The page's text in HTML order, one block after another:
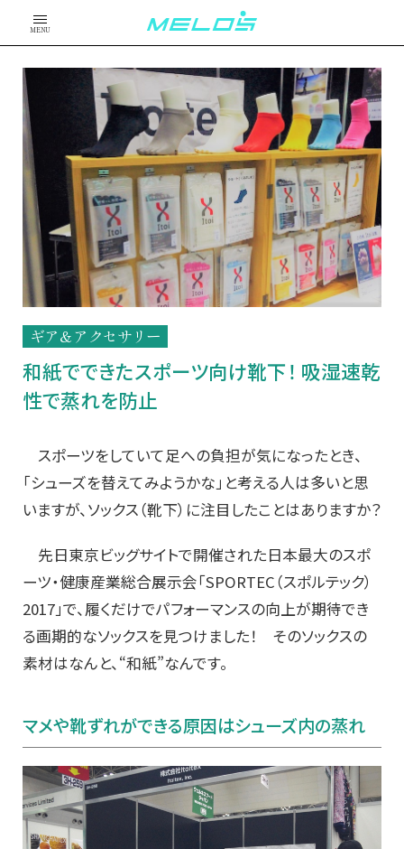
MENU
ギア＆アクセサリー
和紙でできたスポーツ向け靴下！ 吸湿速乾
性で蒸れを防止
スポーツをしていて足への負担が気になったとき、
「シューズを替えてみようかな」と考える人は多いと思
いますが、ソックス（靴下）に注目したことはありますか？
先日東京ビッグサイトで開催された日本最大のスポ
ーツ・健康産業総合展示会「SPORTEC（スポルテック）
2017」で、履くだけでパフォーマンスの向上が期待でき
る画期的なソックスを見つけました！ そのソックスの
素材はなんと、“和紙”なんです。
マメや靴ずれができる原因はシューズ内の蒸れ